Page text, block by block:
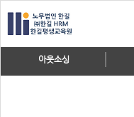
아웃소싱